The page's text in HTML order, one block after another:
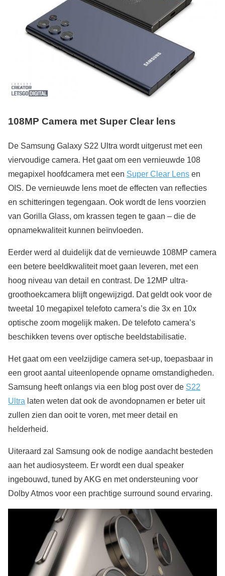
108MP Camera met Super Clear lens
De Samsung Galaxy S22 Ultra wordt uitgerust met een
viervoudige camera. Het gaat om een vernieuwde 108
megapixel hoofdcamera met een Super Clear Lens en
OIS. De vernieuwde lens moet de effecten van reflecties
en schitteringen tegengaan. Ook wordt de lens voorzien
van Gorilla Glass, om krassen tegen te gaan – die de
opnamekwaliteit kunnen beïnvloeden.
Eerder werd al duidelijk dat de vernieuwde 108MP camera
een betere beeldkwaliteit moet gaan leveren, met een
hoog niveau van detail en contrast. De 12MP ultra-
groothoekcamera blijft ongewijzigd. Dat geldt ook voor de
tweetal 10 megapixel telefoto camera’s die 3x en 10x
optische zoom mogelijk maken. De telefoto camera’s
beschikken tevens over optische beeldstabilisatie.
Het gaat om een veelzijdige camera set-up, toepasbaar in
een groot aantal uiteenlopende opname omstandigheden.
Samsung heeft onlangs via een blog post over de S22
Ultra laten weten dat ook de avondopnamen er beter uit
zullen zien dan ooit te voren, met meer detail en
helderheid.
Uiteraard zal Samsung ook de nodige aandacht besteden
aan het audiosysteem. Er wordt een dual speaker
ingebouwd, tuned by AKG en met ondersteuning voor
Dolby Atmos voor een prachtige surround sound ervaring.